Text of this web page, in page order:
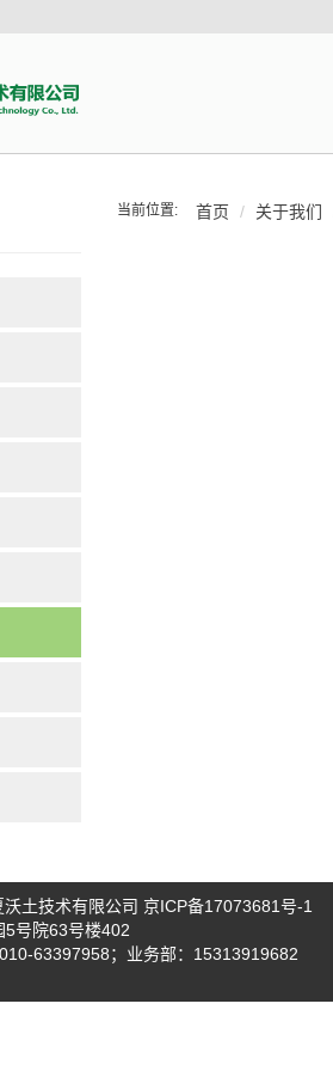
当前位置: 首页 关于我们
沃土技术有限公司 京ICP备17073681号-1
5号院63号楼402
63397958；业务部：15313919682